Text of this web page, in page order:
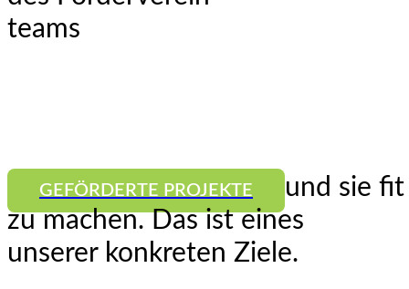
teams
GEFÖRDERTE PROJEKTE
und sie
zu machen. Das ist eines
unserer konkreten Ziele.